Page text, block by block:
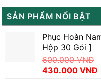
SẢN PHẨM NỔI BẬT
Phục Hoàn
Hộp 30 Gói ]
600.000VNĐ
Giá
430.000 VNĐ